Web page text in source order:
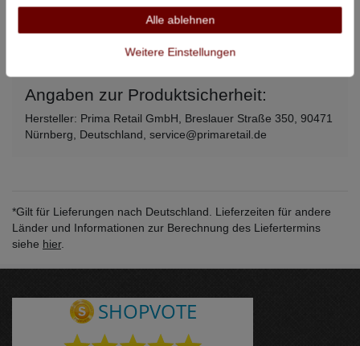
Alle angegebenen Maße beziehen sich auf den Artikel, nicht auf
Angaben zur Produktsicherheit:
Hersteller: Prima Retail GmbH, Breslauer Straße 350, 90471
Nürnberg, Deutschland, service@primaretail.de
*Gilt für Lieferungen nach Deutschland. Lieferzeiten für andere
Länder und Informationen zur Berechnung des Liefertermins
siehe hier.
Alle ablehnen
Weitere Einstellungen